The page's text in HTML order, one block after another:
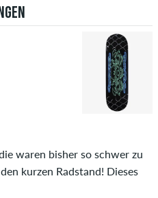
waren bisher so schwer zu
kurzen Radstand! Dieses